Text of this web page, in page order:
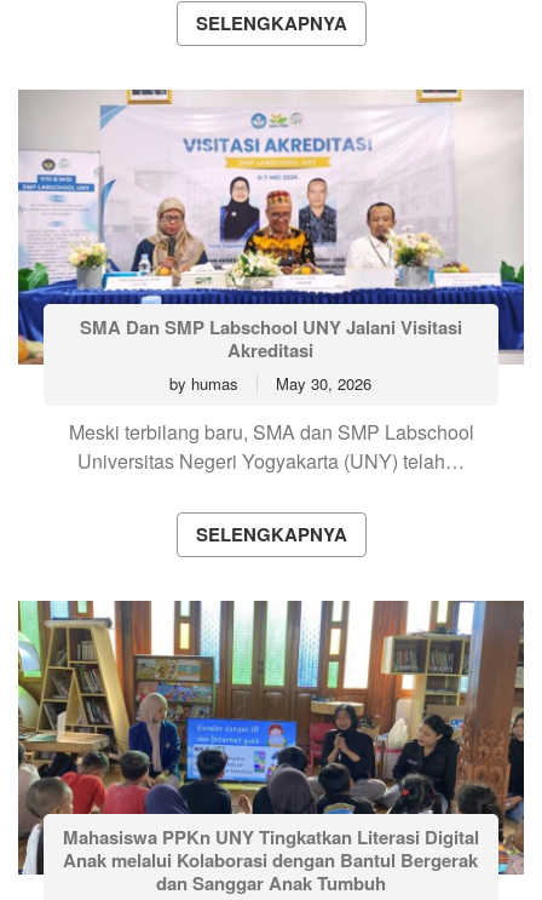
SELENGKAPNYA
SMA Dan SMP Labschool UNY Jalani Visitasi
Akreditasi
by humas May 30, 2026
Meski terbilang baru, SMA dan SMP Labschool
Universitas Negeri Yogyakarta (UNY) telah…
SELENGKAPNYA
Mahasiswa PPKn UNY Tingkatkan Literasi Digital
Anak melalui Kolaborasi dengan Bantul Bergerak
dan Sanggar Anak Tumbuh